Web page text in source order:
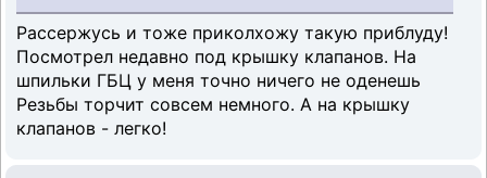
Рассержусь и тоже приколхожу такую приблуду!
Посмотрел недавно под крышку клапанов. На
шпильки ГБЦ у меня точно ничего не оденешь
Резьбы торчит совсем немного. А на крышку
клапанов - легко!